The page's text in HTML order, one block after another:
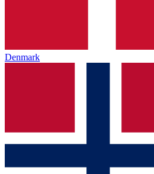
Denmark